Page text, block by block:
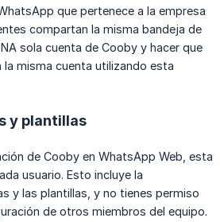
que pertenece a la empresa
compartan la misma bandeja de
sola cuenta de Cooby y hacer que
misma cuenta utilizando esta
y plantillas
de Cooby en WhatsApp Web, esta
usuario. Esto incluye la
y las plantillas, y no tienes permiso
de otros miembros del equipo.